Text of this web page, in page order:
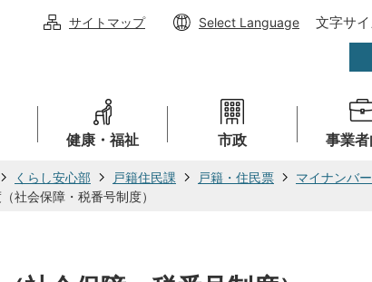
サイトマップ Select Language 文字サ
健康・福祉 市政 事業
くらし安心部 戸籍住民課 戸籍・住民票
マイナンバ
社会保障・税番号制度）